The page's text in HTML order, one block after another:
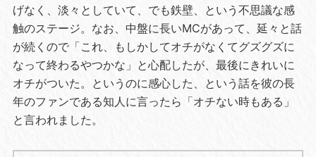
げなく、淡々としていて、でも鉄壁、という不思議な感
触のステージ。なお、中盤に長いMCがあって、延々と話
が続くので「これ、もしかしてオチがなくてグズグズに
なって終わるやつかな」と心配したが、最後にきれいに
オチがついた。というのに感心した、という話を彼の長
年のファンである知人に言ったら「オチない時もある」
と言われました。